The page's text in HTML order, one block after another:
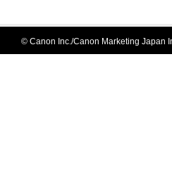
© Canon Inc./Canon Marketing Japan